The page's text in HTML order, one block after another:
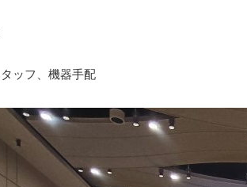
ッフ、機器手配